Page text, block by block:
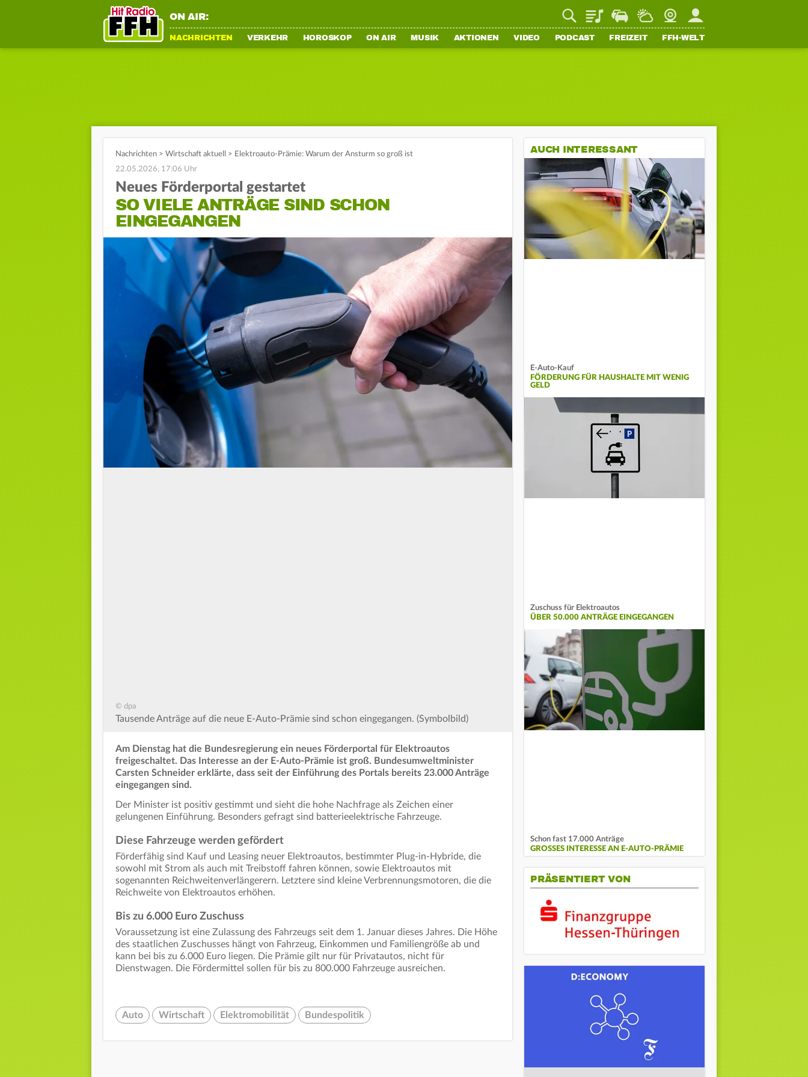
ON AIR: PlaylistStaupilotWetterWebcamMein FFH
NACHRICHTEN VERKEHR HOROSKOP ON AIR MUSIK AKTIONEN VIDEO PODCAST FREIZEIT FFH-WELT
Nachrichten > Wirtschaft aktuell > Elektroauto-Prämie: Warum der Ansturm so groß ist
22.05.2026, 17:06 Uhr
Neues Förderportal gestartet
SO VIELE ANTRÄGE SIND SCHON
EINGEGANGEN
© dpa
Tausende Anträge auf die neue E-Auto-Prämie sind schon eingegangen. (Symbolbild)
Am Dienstag hat die Bundesregierung ein neues Förderportal für Elektroautos
freigeschaltet. Das Interesse an der E-Auto-Prämie ist groß. Bundesumweltminister
Carsten Schneider erklärte, dass seit der Einführung des Portals bereits 23.000 Anträge
eingegangen sind.
Der Minister ist positiv gestimmt und sieht die hohe Nachfrage als Zeichen einer
gelungenen Einführung. Besonders gefragt sind batterieelektrische Fahrzeuge.
Diese Fahrzeuge werden gefördert
Förderfähig sind Kauf und Leasing neuer Elektroautos, bestimmter Plug-in-Hybride, die
sowohl mit Strom als auch mit Treibstoff fahren können, sowie Elektroautos mit
sogenannten Reichweitenverlängerern. Letztere sind kleine Verbrennungsmotoren, die die
Reichweite von Elektroautos erhöhen.
Bis zu 6.000 Euro Zuschuss
Voraussetzung ist eine Zulassung des Fahrzeugs seit dem 1. Januar dieses Jahres. Die Höhe
des staatlichen Zuschusses hängt von Fahrzeug, Einkommen und Familiengröße ab und
kann bei bis zu 6.000 Euro liegen. Die Prämie gilt nur für Privatautos, nicht für
Dienstwagen. Die Fördermittel sollen für bis zu 800.000 Fahrzeuge ausreichen.
Auto Wirtschaft Elektromobilität Bundespolitik
AUCH INTERESSANT
E-Auto-Kauf
FÖRDERUNG FÜR HAUSHALTE MIT WENIG
GELD
Zuschuss für Elektroautos
ÜBER 50.000 ANTRÄGE EINGEGANGEN
Schon fast 17.000 Anträge
GROSSES INTERESSE AN E-AUTO-PRÄMIE
PRÄSENTIERT VON